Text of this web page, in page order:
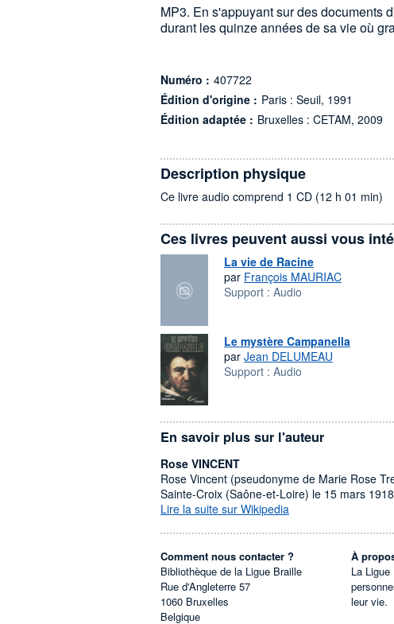
MP3. En s'appuyant sur des documents
durant les quinze années de sa vie où
Numéro : 407722
Édition d'origine : Paris : Seuil, 1991
Édition adaptée : Bruxelles : CETAM, 2009
Description physique
Ce livre audio comprend 1 CD (12 h 01 min)
Ces livres peuvent aussi vous
La vie de Racine
par François MAURIAC
Support : Audio
Le mystère Campanella
par Jean DELUMEAU
Support : Audio
En savoir plus sur l'auteur
Rose VINCENT
Rose Vincent (pseudonyme de Marie Rose
Sainte-Croix (Saône-et-Loire) le 15 mars
Lire la suite sur Wikipedia
Comment nous contacter ?
Bibliothèque de la Ligue Braille
Rue d'Angleterre 57
1060 Bruxelles
Belgique
À
La
leur vie.